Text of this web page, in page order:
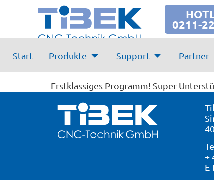
0211-
Start Produkte Support Partner
Bewertung:
Raumplanung Volpers
Erstklassiges Programm! Super
+